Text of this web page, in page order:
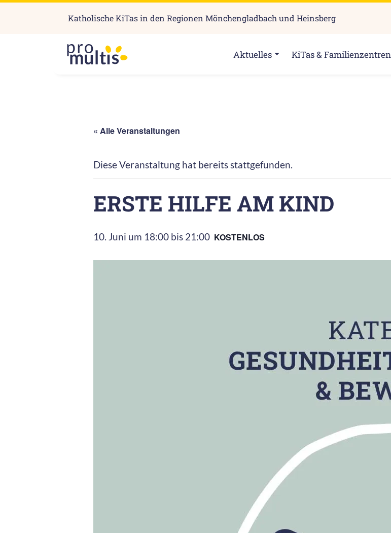
Katholische KiTas in den Regionen Mönchengladbach und Heinsberg
Aktuelles KiTas & Familienzentren
« Alle Veranstaltungen
Diese Veranstaltung hat bereits stattgefunden.
ERSTE HILFE AM KIND
10. Juni um 18:00 bis 21:00 KOSTENLOS